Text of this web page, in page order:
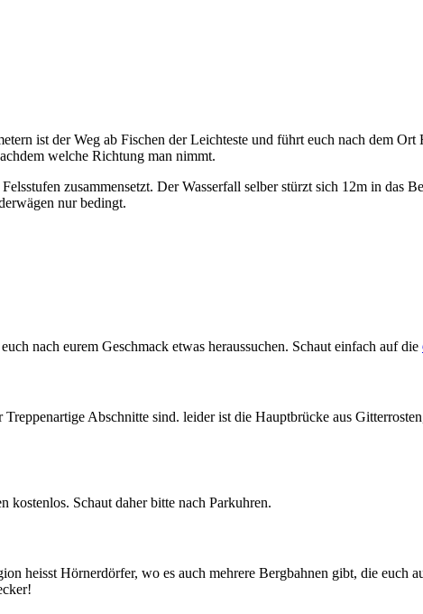
ist der Weg ab Fischen der Leichteste und führt euch nach dem
welche Richtung man nimmt.
zusammensetzt. Der Wasserfall selber stürzt sich 12m in das
nur bedingt.
nach eurem Geschmack etwas heraussuchen. Schaut einfach auf die
Abschnitte sind. leider ist die Hauptbrücke aus
kostenlos. Schaut daher bitte nach Parkuhren.
heisst Hörnerdörfer, wo es auch mehrere Bergbahnen gibt, die euch